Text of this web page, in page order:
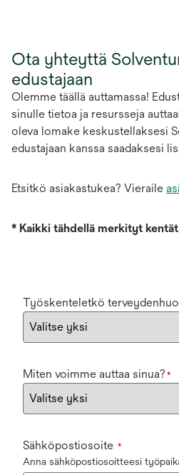
Ota yhteyttä
edustajaan
Olemme täällä auttamassa!
sinulle tietoa ja resursseja
oleva lomake keskustellaksesi
edustajaan kanssa saadaksesi
Etsitkö asiakastukea? Vieraile
* Kaikki tähdellä merkityt
Työskenteletkö
Miten voimme auttaa sinua? *
Sähköpostiosoite *
Anna sähköpostiosoitteesi